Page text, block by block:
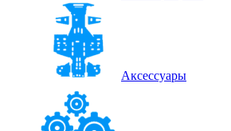
Аксессуары